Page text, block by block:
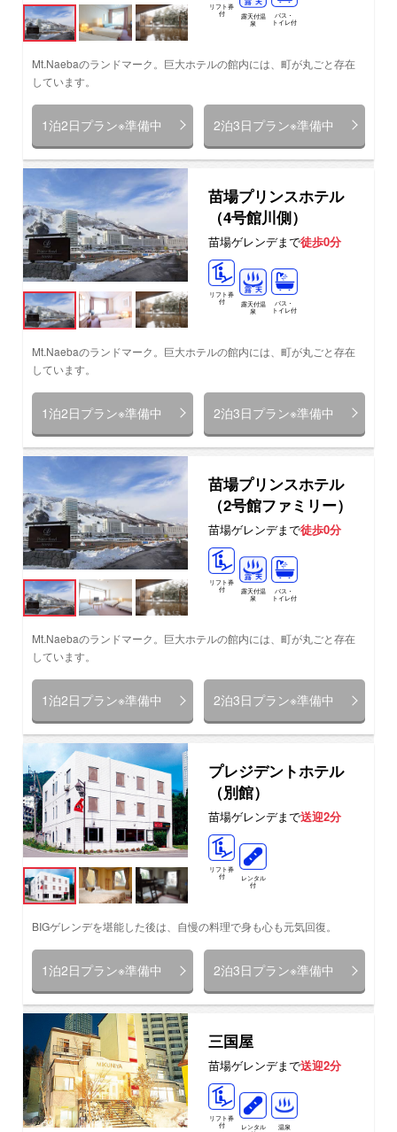
リフト券
付
露天付温
泉
バス・
トイレ付
Mt.Naebaのランドマーク。巨大ホテルの館内には、町が丸ごと存在
しています。
1泊2日プラン※準備中 2泊3日プラン※準備中
苗場プリンスホテル
（4号館川側）
苗場ゲレンデまで徒歩0分
リフト券
付
露天付温
泉
バス・
トイレ付
Mt.Naebaのランドマーク。巨大ホテルの館内には、町が丸ごと存在
しています。
1泊2日プラン※準備中 2泊3日プラン※準備中
苗場プリンスホテル
（2号館ファミリー）
苗場ゲレンデまで徒歩0分
リフト券
付
露天付温
泉
バス・
トイレ付
Mt.Naebaのランドマーク。巨大ホテルの館内には、町が丸ごと存在
しています。
1泊2日プラン※準備中 2泊3日プラン※準備中
プレジデントホテル
（別館）
苗場ゲレンデまで送迎2分
リフト券
付
レンタル
付
BIGゲレンデを堪能した後は、自慢の料理で身も心も元気回復。
1泊2日プラン※準備中 2泊3日プラン※準備中
三国屋
苗場ゲレンデまで送迎2分
リフト券
付
レンタル
温泉